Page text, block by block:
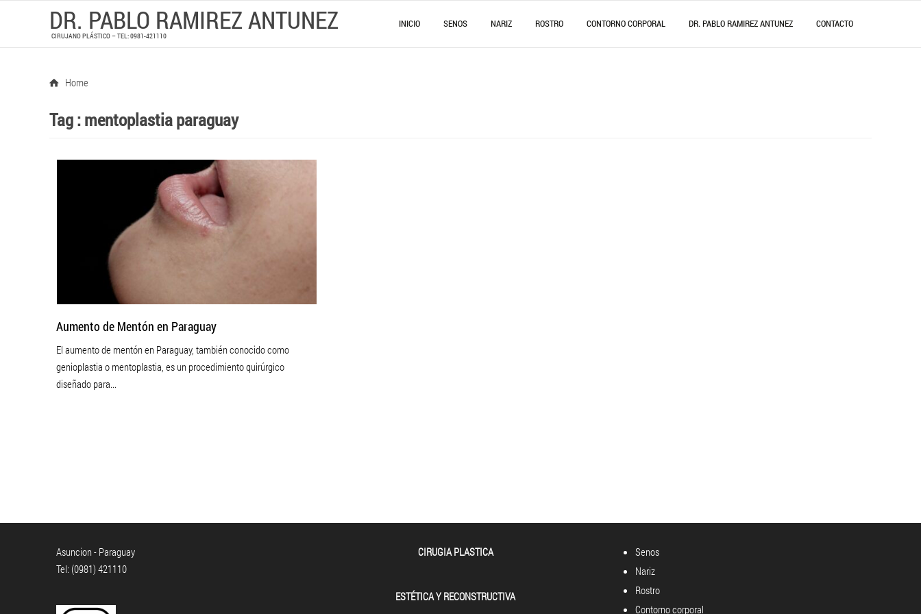
DR. PABLO RAMIREZ ANTUNEZ
CIRUJANO PLÁSTICO – TEL: 0981-421110
INICIO SENOS NARIZ ROSTRO CONTORNO CORPORAL DR. PABLO RAMIREZ ANTUNEZ CONTACTO
Home
Tag :mentoplastia paraguay
Aumento de Mentón en Paraguay
El aumento de mentón en Paraguay, también conocido como
genioplastia o mentoplastia, es un procedimiento quirúrgico
diseñado para...
Asuncion - Paraguay
Tel: (0981) 421110
CIRUGIA PLASTICA
ESTÉTICA Y RECONSTRUCTIVA
Senos
Nariz
Rostro
Contorno corporal